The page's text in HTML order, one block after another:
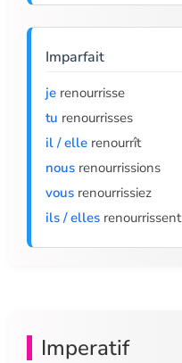
Imparfait
je renourrisse
tu renourrisses
il / elle renourrît
nous renourrissions
vous renourrissiez
ils / elles renourrissent
Imperatif